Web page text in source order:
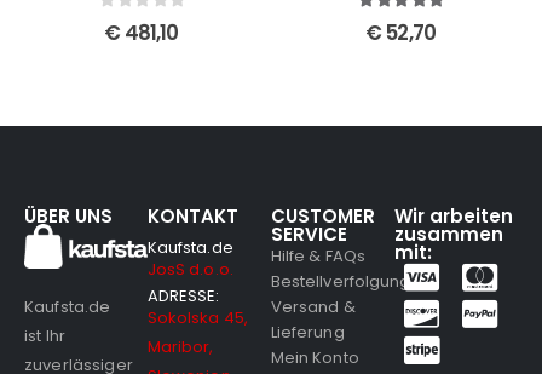
out of 5
€ 481,10 out of 5
€ 52,70
ÜBER UNS
Kaufsta.de
ist Ihr
zuverlässiger
KONTAKT
Kaufsta.de
JosS d.o.o.
ADRESSE:
Sokolska 45,
Maribor,
CUSTOMER
SERVICE
Hilfe & FAQs
Bestellverfolgung
Versand &
Lieferung
Mein Konto
Wir arbeiten
zusammen
mit: